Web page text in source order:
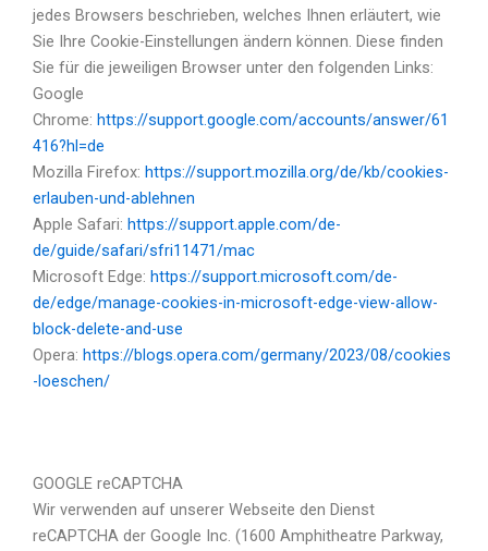
jedes Browsers beschrieben, welches Ihnen erläutert, wie
Sie Ihre Cookie-Einstellungen ändern können. Diese finden
Sie für die jeweiligen Browser unter den folgenden Links:
Google
Chrome: https://support.google.com/accounts/answer/61
416?hl=de
Mozilla Firefox: https://support.mozilla.org/de/kb/cookies-
erlauben-und-ablehnen
Apple Safari: https://support.apple.com/de-
de/guide/safari/sfri11471/mac
Microsoft Edge: https://support.microsoft.com/de-
de/edge/manage-cookies-in-microsoft-edge-view-allow-
block-delete-and-use
Opera: https://blogs.opera.com/germany/2023/08/cookies
-loeschen/
GOOGLE reCAPTCHA
Wir verwenden auf unserer Webseite den Dienst
reCAPTCHA der Google Inc. (1600 Amphitheatre Parkway,